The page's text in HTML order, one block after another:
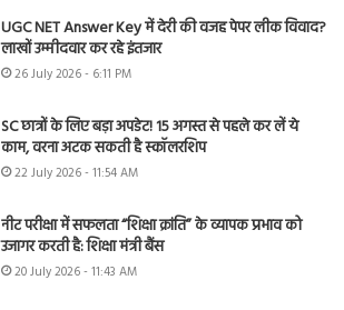
UGC NET Answer Key में देरी की वजह पेपर लीक विवाद?
लाखों उम्मीदवार कर रहे इंतजार
26 July 2026 - 6:11 PM
SC छात्रों के लिए बड़ा अपडेट! 15 अगस्त से पहले कर लें ये
काम, वरना अटक सकती है स्कॉलरशिप
22 July 2026 - 11:54 AM
नीट परीक्षा में सफलता “शिक्षा क्रांति” के व्यापक प्रभाव को
उजागर करती है: शिक्षा मंत्री बैंस
20 July 2026 - 11:43 AM